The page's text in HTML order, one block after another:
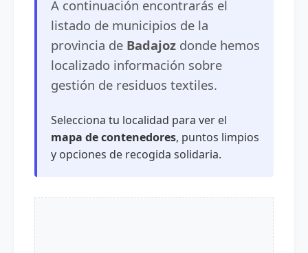
A continuación encontrarás el
listado de municipios de la
provincia de Badajoz donde hemos
localizado información sobre
gestión de residuos textiles.
Selecciona tu localidad para ver el
mapa de contenedores, puntos limpios
y opciones de recogida solidaria.